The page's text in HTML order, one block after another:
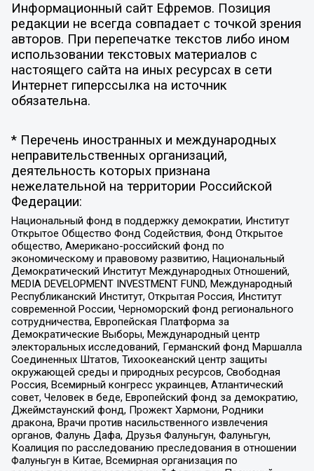
Информационный сайт Ефремов. Позиция
редакции не всегда совпадает с точкой зрения
авторов. При перепечатке текстов либо ином
использовании текстовых материалов с
настоящего сайта на иных ресурсах в сети
Интернет гиперссылка на источник
обязательна.
* Перечень иностранных и международных
неправительственных организаций,
деятельность которых признана
нежелательной на территории Российской
Федерации:
Национальный фонд в поддержку демократии, Институт
Открытое Общество Фонд Содействия, Фонд Открытое
общество, Американо-российский фонд по
экономическому и правовому развитию, Национальный
Демократический Институт Международных Отношений,
MEDIA DEVELOPMENT INVESTMENT FUND, Международный
Республиканский Институт, Открытая Россия, Институт
современной России, Черноморский фонд регионального
сотрудничества, Европейская Платформа за
Демократические Выборы, Международный центр
электоральных исследований, Германский фонд Маршалла
Соединенных Штатов, Тихоокеанский центр защиты
окружающей среды и природных ресурсов, Свободная
Россия, Всемирный конгресс украинцев, Атлантический
совет, Человек в беде, Европейский фонд за демократию,
Джеймстаунский фонд, Прожект Хармони, Родники
дракона, Врачи против насильственного извлечения
органов, Фалунь Дафа, Друзья Фалуньгун, Фалуньгун,
Коалиция по расследованию преследования в отношении
Фалуньгун в Китае, Всемирная организация по